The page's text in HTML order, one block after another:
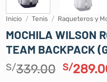
Inicio / Tenis / Raqueteros y
MOCHILA WILSON
TEAM BACKPACK
S/339.00 El
S/